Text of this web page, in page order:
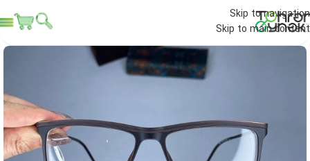
Skip to navigation
Skip to main content